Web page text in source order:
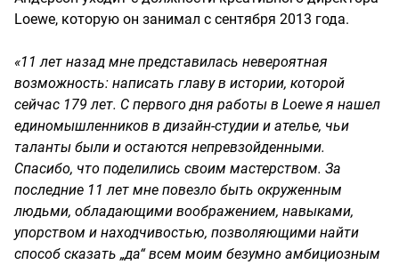
Loewe, которую он занимал с сентября 2013 года.
«11 лет назад мне представилась невероятная
возможность: написать главу в истории, которой
сейчас 179 лет. С первого дня работы в Loewe я нашел
единомышленников в дизайн-студии и ателье, чьи
таланты были и остаются непревзойденными.
Спасибо, что поделились своим мастерством. За
последние 11 лет мне повезло быть окруженным
людьми, обладающими воображением, навыками,
упорством и находчивостью, позволяющими найти
способ сказать „да“ всем моим безумно амбициозным